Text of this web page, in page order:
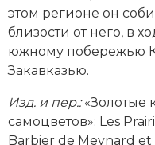
этом регионе он
близости от него, в
южному побережью
Закавказью.
Изд. и пер.:«Золотые
самоцветов»: Les
Barbier de Meynard